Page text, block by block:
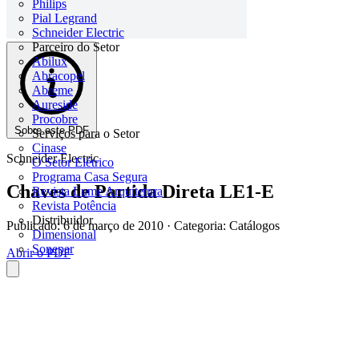
Philips
Pial Legrand
Schneider Electric
Parceiro do Setor
Abilux
Abracopel
Abreme
Aureside
Procobre
Serviços para o Setor
Cinase
O Setor Elétrico
Programa Casa Segura
Revista Lume Arquitetura
Revista Potência
Distribuidor
Dimensional
Sonepar
Sobre este PDF
Schneider Electric
Chaves de Partida Direta LE1-E
Publicado: 6 de março de 2010 · Categoria: Catálogos
Abrir o PDF